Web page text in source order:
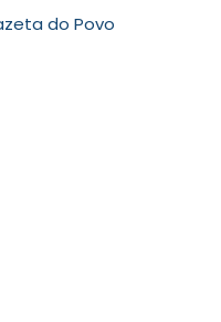
do Povo